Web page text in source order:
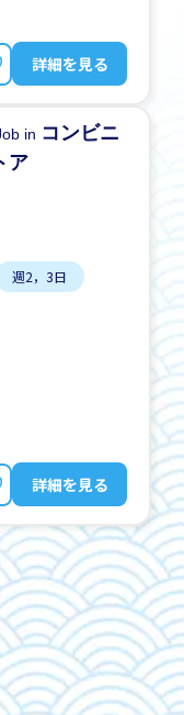
詳細を見る
in コンビニ
ア
週2，3日
詳細を見る